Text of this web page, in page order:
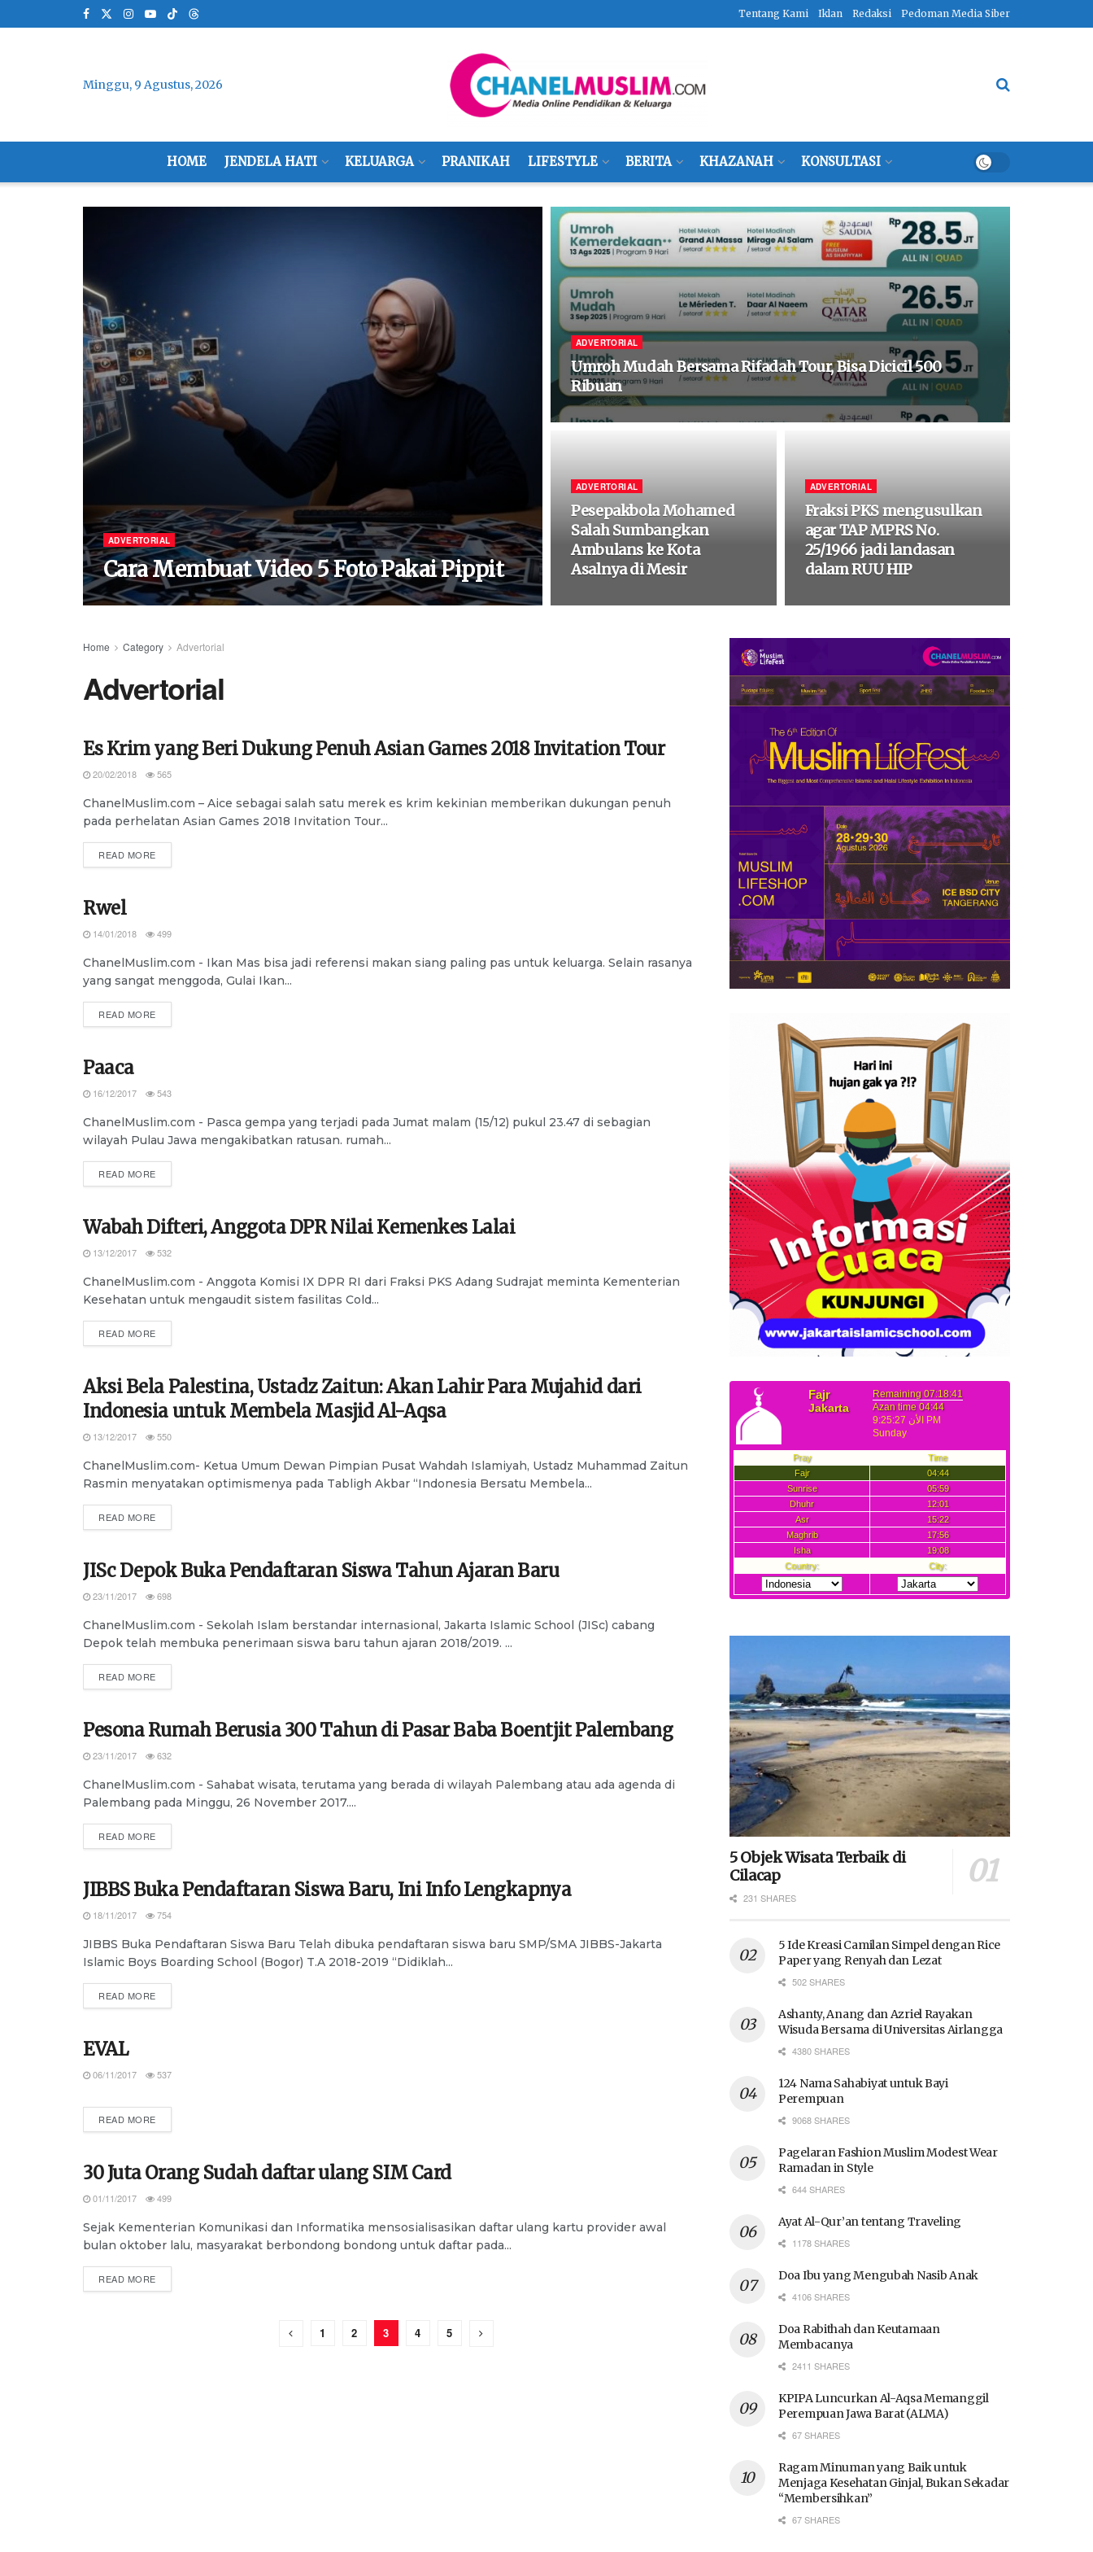
Tentang Kami Iklan Redaksi Pedoman Media Siber
Minggu, 9 Agustus, 2026
HOME JENDELA HATI KELUARGA PRANIKAH LIFESTYLE BERITA KHAZANAH KONSULTASI
ADVERTORIAL
Cara Membuat Video 5 Foto Pakai Pippit
ADVERTORIAL
Umroh Mudah Bersama Rifadah Tour, Bisa Dicicil 500
Ribuan
ADVERTORIAL
Pesepakbola Mohamed
Salah Sumbangkan
Ambulans ke Kota
Asalnya di Mesir
ADVERTORIAL
Fraksi PKS mengusulkan
agar TAP MPRS No.
25/1966 jadi landasan
dalam RUU HIP
Home Category Advertorial
Advertorial
ADVERTORIAL
Es Krim yang Beri Dukung Penuh Asian Games 2018 Invitation Tour
20/02/2018 565
ChanelMuslim.com – Aice sebagai salah satu merek es krim kekinian memberikan dukungan penuh
pada perhelatan Asian Games 2018 Invitation Tour...
READ MOREDETAILS
ADVERTORIAL
Rwel
14/01/2018 499
ChanelMuslim.com - Ikan Mas bisa jadi referensi makan siang paling pas untuk keluarga. Selain rasanya
yang sangat menggoda, Gulai Ikan...
READ MOREDETAILS
ADVERTORIAL
Paaca
16/12/2017 543
ChanelMuslim.com - Pasca gempa yang terjadi pada Jumat malam (15/12) pukul 23.47 di sebagian
wilayah Pulau Jawa mengakibatkan ratusan. rumah...
READ MOREDETAILS
ADVERTORIAL
Wabah Difteri, Anggota DPR Nilai Kemenkes Lalai
13/12/2017 532
ChanelMuslim.com - Anggota Komisi IX DPR RI dari Fraksi PKS Adang Sudrajat meminta Kementerian
Kesehatan untuk mengaudit sistem fasilitas Cold...
READ MOREDETAILS
ADVERTORIAL
Aksi Bela Palestina, Ustadz Zaitun: Akan Lahir Para Mujahid dari
Indonesia untuk Membela Masjid Al-Aqsa
13/12/2017 550
ChanelMuslim.com- Ketua Umum Dewan Pimpian Pusat Wahdah Islamiyah, Ustadz Muhammad Zaitun
Rasmin menyatakan optimismenya pada Tabligh Akbar “Indonesia Bersatu Membela...
READ MOREDETAILS
ADVERTORIAL
JISc Depok Buka Pendaftaran Siswa Tahun Ajaran Baru
23/11/2017 698
ChanelMuslim.com - Sekolah Islam berstandar internasional, Jakarta Islamic School (JISc) cabang
Depok telah membuka penerimaan siswa baru tahun ajaran 2018/2019. ...
READ MOREDETAILS
ADVERTORIAL
Pesona Rumah Berusia 300 Tahun di Pasar Baba Boentjit Palembang
23/11/2017 632
ChanelMuslim.com - Sahabat wisata, terutama yang berada di wilayah Palembang atau ada agenda di
Palembang pada Minggu, 26 November 2017....
READ MOREDETAILS
ADVERTORIAL
JIBBS Buka Pendaftaran Siswa Baru, Ini Info Lengkapnya
18/11/2017 754
JIBBS Buka Pendaftaran Siswa Baru Telah dibuka pendaftaran siswa baru SMP/SMA JIBBS-Jakarta
Islamic Boys Boarding School (Bogor) T.A 2018-2019 “Didiklah...
READ MOREDETAILS
ADVERTORIAL
EVAL
06/11/2017 537
READ MOREDETAILS
ADVERTORIAL
30 Juta Orang Sudah daftar ulang SIM Card
01/11/2017 499
Sejak Kementerian Komunikasi dan Informatika mensosialisasikan daftar ulang kartu provider awal
bulan oktober lalu, masyarakat berbondong bondong untuk daftar pada...
READ MOREDETAILS
1 2 3 4 5
5 Objek Wisata Terbaik di
Cilacap
231 SHARES
5 Ide Kreasi Camilan Simpel dengan Rice
Paper yang Renyah dan Lezat
502 SHARES
Ashanty, Anang dan Azriel Rayakan
Wisuda Bersama di Universitas Airlangga
4380 SHARES
124 Nama Sahabiyat untuk Bayi
Perempuan
9068 SHARES
Pagelaran Fashion Muslim Modest Wear
Ramadan in Style
644 SHARES
Ayat Al-Qur’an tentang Traveling
1178 SHARES
Doa Ibu yang Mengubah Nasib Anak
4106 SHARES
Doa Rabithah dan Keutamaan
Membacanya
2411 SHARES
KPIPA Luncurkan Al-Aqsa Memanggil
Perempuan Jawa Barat (ALMA)
67 SHARES
Ragam Minuman yang Baik untuk
Menjaga Kesehatan Ginjal, Bukan Sekadar
“Membersihkan”
67 SHARES